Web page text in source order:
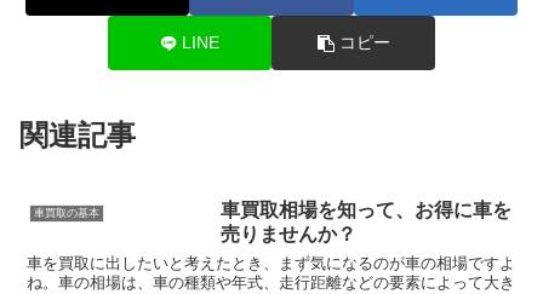
LINE コピー
関連記事
車買取の基本
車買取相場を知って、お得に車を
売りませんか？
車を買取に出したいと考えたとき、まず気になるのが車の相場ですよ
ね。車の相場は、車の種類や年式、走行距離などの要素によって大き